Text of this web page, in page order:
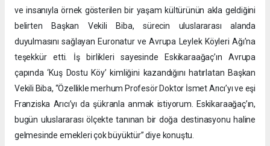
ve insanıyla örnek gösterilen bir yaşam kültürünün akla geldiğini
belirten Başkan Vekili Biba, sürecin uluslararası alanda
duyulmasını sağlayan Euronatur ve Avrupa Leylek Köyleri Ağı’na
teşekkür etti. İş birlikleri sayesinde Eskikaraağaç’ın Avrupa
çapında ‘Kuş Dostu Köy’ kimliğini kazandığını hatırlatan Başkan
Vekili Biba, “Özellikle merhum Profesör Doktor İsmet Arıcı’yı ve eşi
Franziska Arıcı’yı da şükranla anmak istiyorum. Eskikaraağaç’ın,
bugün uluslararası ölçekte tanınan bir doğa destinasyonu haline
gelmesinde emekleri çok büyüktür” diye konuştu.